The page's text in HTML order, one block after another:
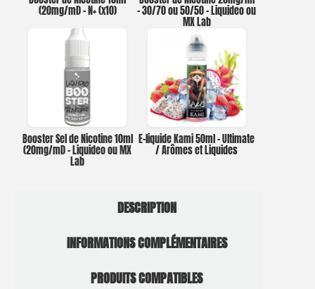
(20mg/ml) – N+ (x10) – 30/70 ou 50/50 – Liquideo ou
MX Lab
Booster Sel de Nicotine 10ml
(20mg/ml) – Liquideo ou MX
Lab
E-liquide Kami 50ml – Ultimate
/ Arômes et Liquides
DESCRIPTION
INFORMATIONS COMPLÉMENTAIRES
PRODUITS COMPATIBLES